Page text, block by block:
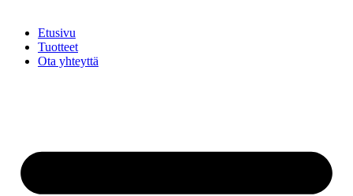
Etusivu
Tuotteet
Ota yhteyttä